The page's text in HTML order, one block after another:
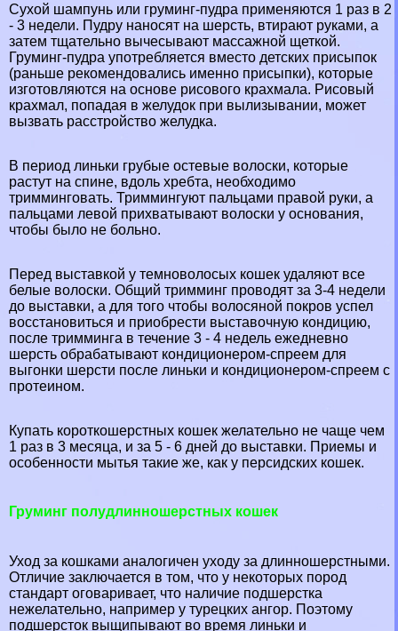
Сухой шампунь или груминг-пудра применяются 1 раз в 2
- 3 недели. Пудру наносят на шерсть, втирают руками, а
затем тщательно вычесывают массажной щеткой.
Груминг-пудра употрeбляется вместо детских присыпок
(раньше рекомендовались именно присыпки), которые
изготовляются на основе рисового крахмала. Рисовый
крахмал, попадая в желудок при вылизывании, может
вызвать расстройство желудка.
В период линьки грубые остевые волоски, которые
растут на спине, вдоль хребта, необходимо
тримминговать. Триммингуют пальцами правой руки, а
пальцами левой прихватывают волоски у основания,
чтобы было не больно.
Перед выставкой у темноволосых кошек удаляют все
белые волоски. Общий тримминг проводят за 3-4 недели
до выставки, а для того чтобы волосяной покров успел
восстановиться и приобрести выставочную кондицию,
после тримминга в течение 3 - 4 недель ежедневно
шерсть обpaбатывают кондиционером-спреем для
выгонки шерсти после линьки и кондиционером-спреем с
протеином.
Купать короткошерстных кошек желательно не чаще чем
1 раз в 3 месяца, и за 5 - 6 дней до выставки. Приемы и
особенности мытья такие же, как у персидских кошек.
Груминг полудлинношерстных кошек
Уход за кошками аналогичен уходу за длинношерстными.
Отличие заключается в том, что у некоторых пород
стандарт оговаривает, что наличие подшерстка
нежелательно, например у турецких ангор. Поэтому
подшерсток выщипывают во время линьки и